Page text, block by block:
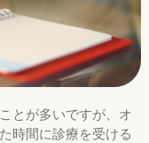
とが多いですが、オ
時間に診療を受ける